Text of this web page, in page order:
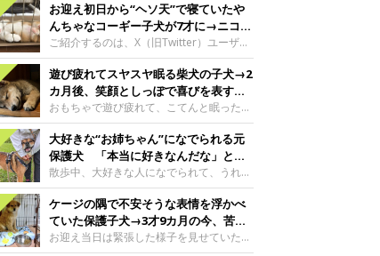
お迎え初日から“ヘソ天”で寝ていたや
んちゃなコーギー子犬が7才に→ニコニ
コ“コーギースマイル”が魅力のコに成
長！
ご紹介するのは、X（旧Twitter）ユーザー
＠Kus1oKg2vsgdWS2さんの愛犬でウェル
シュ・コーギー・ペンブロークの神楽ちゃ
ん。今年の8月で7才になるという神楽ちゃ
んですが、いったいどんな子犬時代を過ご
したのでしょうか。今回は、神楽ちゃんの
成長を飼い主さんと振り返ります！神楽ち
ゃんの成長について聞いた！お迎えから数
日後の神楽ちゃん（撮影時生後2カ月）＠
Kus1oKg2vsgdWS2――お迎え当初の神楽
ちゃんの様子について教えてください。飼
い主さん： 「お迎え当日から“ヘソ天”で寝
るようなコでし
遊び疲れてスヤスヤ眠る柴犬の子犬→2
カ月後、笑顔としっぽで喜びを表すコ
に成長！
おもちゃで遊び疲れて、こてんと眠った子
犬。あれから2カ月、表情や行動にさまざ
まな変化が見られるようになりました。遊
び疲れて眠る生後2カ月のなっちゃん遊び
疲れた様子のなっちゃん。@Pkndg_紹介
するのは、X（旧Twitter）ユーザー
@Pkndg_さんの愛犬・なっちゃん（取材
時、生後4カ月／柴犬）。こちらの写真
は、なっちゃんが生後2カ月のころに撮影
された一枚です。この日、なっちゃんは家
大好きな“お姉ちゃん”になでられる元
保護犬 「本当に好きなんだな」と感
じる表情にほっこり
散歩中、大好きな人になでられて、うれし
そうな表情を見せる元保護犬。甘えるよう
な姿に、見ているこちらまでほっこりしま
す。大好きな“お姉ちゃん”に甘える小次郎
くん妹さんになでてもらい、うれしそうな
表情を見せる小次郎くん（2026年6月撮
ケージの隅で不安そうな表情を浮かべ
ていた保護子犬→3才9カ月の今、苦手
を克服し頼もしいコに成長！
お迎え当日は緊張した様子を見せていた元